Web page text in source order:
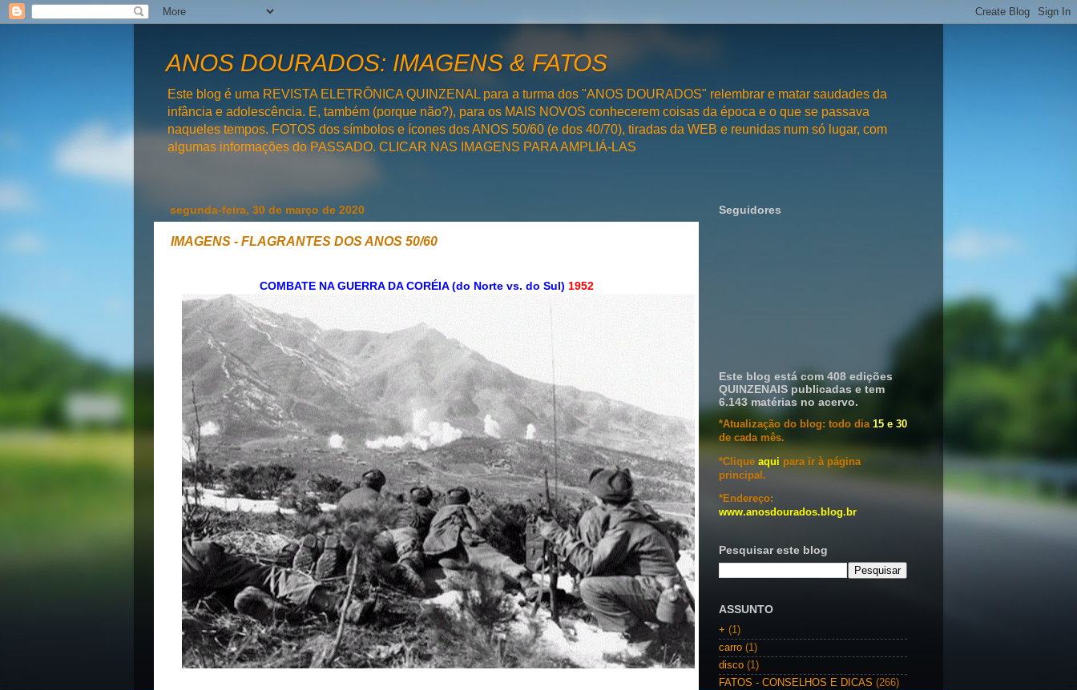
ANOS DOURADOS: IMAGENS & FATOS
Este blog é uma REVISTA ELETRÔNICA QUINZENAL para a turma dos "ANOS DOURADOS" relembrar e matar saudades da
infância e adolescência. E, também (porque não?), para os MAIS NOVOS conhecerem coisas da época e o que se passava
naqueles tempos. FOTOS dos símbolos e ícones dos ANOS 50/60 (e dos 40/70), tiradas da WEB e reunidas num só lugar, com
algumas informações do PASSADO. CLICAR NAS IMAGENS PARA AMPLIÁ-LAS
segunda-feira, 30 de março de 2020
IMAGENS - FLAGRANTES DOS ANOS 50/60
COMBATE NA GUERRA DA CORÉIA (do Norte vs. do Sul) 1952
Seguidores
Este blog está com 408 edições
QUINZENAIS publicadas e tem
6.143 matérias no acervo.
*Atualização do blog: todo dia 15 e 30
de cada mês.
*Clique aqui para ir à página
principal.
*Endereço:
www.anosdourados.blog.br
Pesquisar este blog
ASSUNTO
+ (1)
carro (1)
disco (1)
FATOS - CONSELHOS E DICAS (266)